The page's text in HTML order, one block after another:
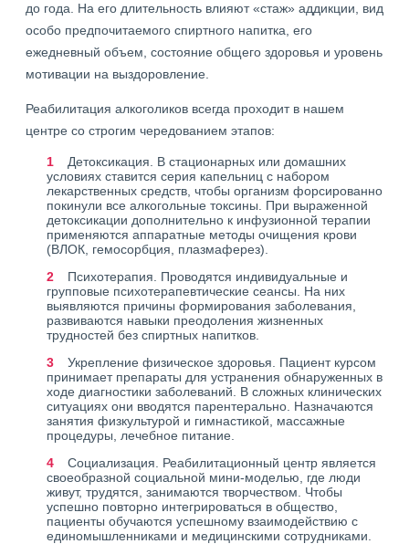
до года. На его длительность влияют «стаж» аддикции, вид
особо предпочитаемого спиртного напитка, его
ежедневный объем, состояние общего здоровья и уровень
мотивации на выздоровление.
Реабилитация алкоголиков всегда проходит в нашем
центре со строгим чередованием этапов:
Детоксикация. В стационарных или домашних
условиях ставится серия капельниц с набором
лекарственных средств, чтобы организм форсированно
покинули все алкогольные токсины. При выраженной
детоксикации дополнительно к инфузионной терапии
применяются аппаратные методы очищения крови
(ВЛОК, гемосорбция, плазмаферез).
Психотерапия. Проводятся индивидуальные и
групповые психотерапевтические сеансы. На них
выявляются причины формирования заболевания,
развиваются навыки преодоления жизненных
трудностей без спиртных напитков.
Укрепление физическое здоровья. Пациент курсом
принимает препараты для устранения обнаруженных в
ходе диагностики заболеваний. В сложных клинических
ситуациях они вводятся парентерально. Назначаются
занятия физкультурой и гимнастикой, массажные
процедуры, лечебное питание.
Социализация. Реабилитационный центр является
своеобразной социальной мини-моделью, где люди
живут, трудятся, занимаются творчеством. Чтобы
успешно повторно интегрироваться в общество,
пациенты обучаются успешному взаимодействию с
единомышленниками и медицинскими сотрудниками.